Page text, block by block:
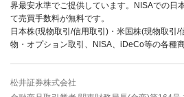
界最安水準でご提供しています。NISAでの日
て売買手数料が無料です。
日本株(現物取引/信用取引)・米国株(現物取引/
物・オプション取引、NISA、iDeCo等の各種
松井証券株式会社